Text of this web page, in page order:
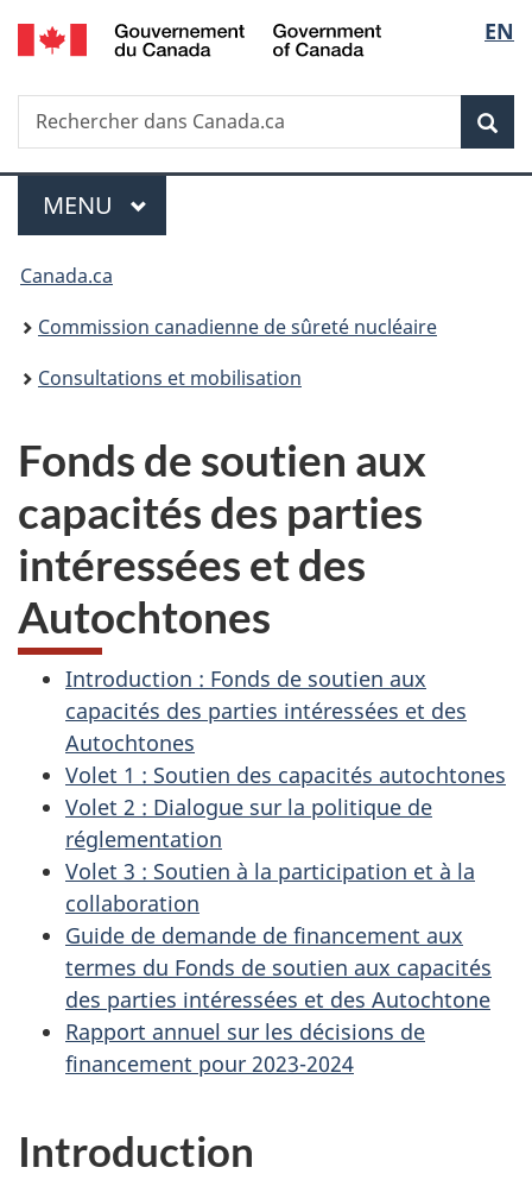
Passer
au
principal
de
la
EN
Recherche
Rechercher
dans
Menu
MENU PRINCIPAL
Vous
êtes
ici
Canada.ca
Commission canadienne de sûreté nucléaire
Consultations et mobilisation
Fonds de soutien aux
capacités des parties
intéressées et des
Autochtones
Introduction : Fonds de soutien aux
capacités des parties intéressées et des
Autochtones
Volet 1 : Soutien des capacités autochtones
Volet 2 : Dialogue sur la politique de
réglementation
Volet 3 : Soutien à la participation et à la
collaboration
Guide de demande de financement aux
termes du Fonds de soutien aux capacités
des parties intéressées et des Autochtone
Rapport annuel sur les décisions de
financement pour 2023-2024
Introduction